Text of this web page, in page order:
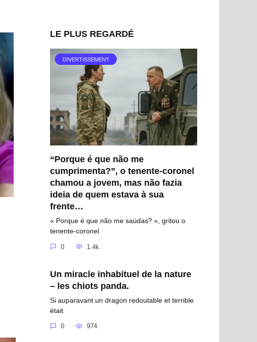
LE PLUS REGARDÉ
DIVERTISSEMENT
“Porque é que não me
cumprimenta?”, o tenente-coronel
chamou a jovem, mas não fazia
ideia de quem estava à sua
frente…
« Porque é que não me saúdas? », gritou o
tenente-coronel
0 1.4k.
Un miracle inhabituel de la nature
– les chiots panda.
Si auparavant un dragon redoutable et terrible
était
0 974